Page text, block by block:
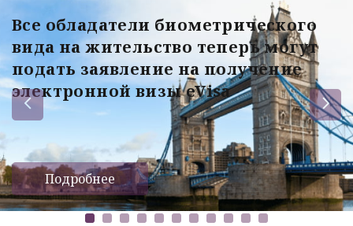
Все обладатели биометрического
вида на жительство теперь могут
подать заявление на получение
электронной визы eVisa
Подробнее